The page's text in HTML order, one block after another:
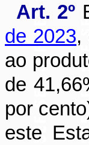
Art. 2º
de 2023,
ao
de
por
este